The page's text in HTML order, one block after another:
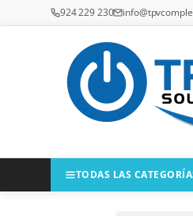
Saltar a la navegación
Saltar al contenido
924 229 230
TODAS LAS